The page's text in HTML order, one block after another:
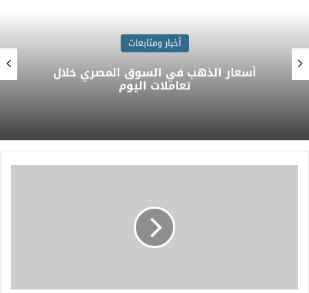
في السوق المصري خلال
تعاملات اليوم
أسعار
49.85 جنيه للبيع واستقرار حركة الصرف